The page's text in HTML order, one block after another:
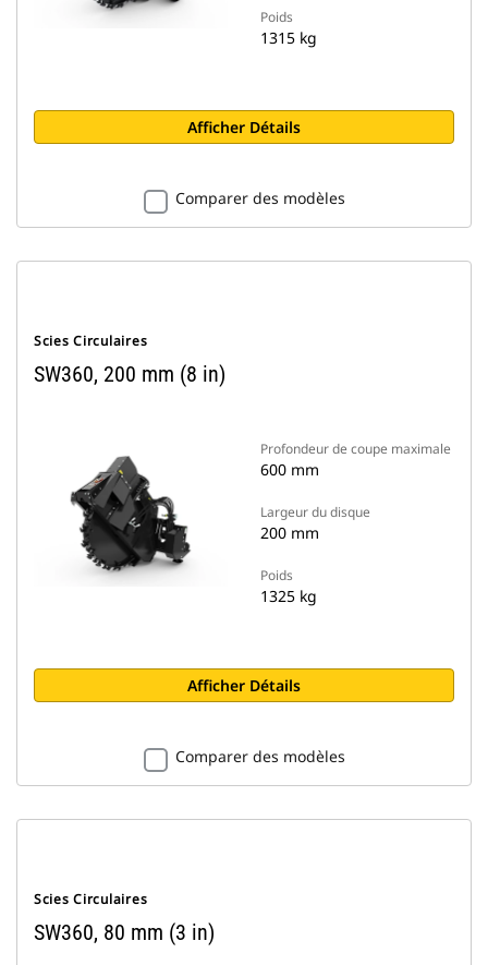
Poids
1315 kg
Afficher Détails
Comparer des modèles
Scies Circulaires
SW360, 200 mm (8 in)
Profondeur de coupe maximale
600 mm
Largeur du disque
200 mm
Poids
1325 kg
Afficher Détails
Comparer des modèles
Scies Circulaires
SW360, 80 mm (3 in)